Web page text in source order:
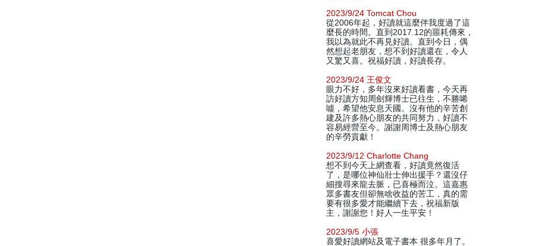
2023/9/24 Tomcat Chou
從2006年起，好讀就這麼伴我度過了這
麼長的時間。直到2017.12的噩耗傳來，
我以為就此不再見好讀。直到今日，偶
然想起老朋友，想不到好讀還在，令人
又驚又喜。祝福好讀，好讀長存。
2023/9/24 王俊文
眼力不好，多年沒來好讀看書，今天再
訪好讀方知周劍輝博士已往生，不勝唏
噓，希望他安息天國。沒有他的辛苦創
建及許多熱心朋友的共同努力，好讀不
容易經營至今。謝謝周博士及熱心朋友
的辛勞貢獻！
2023/9/12 Charlotte Chang
想不到今天上網查看，好讀竟然復活
了，是哪位神仙壯士伸出援手？還沒仔
細搜尋來龍去脈，已喜極而泣。這嘉惠
眾多書友但卻無啥收益的苦工，真的需
要有很多愛才能繼續下去，祝福新版
主，謝謝您！好人一生平安！
2023/9/5 小張
喜愛好讀網站及電子書本 很多年月了。